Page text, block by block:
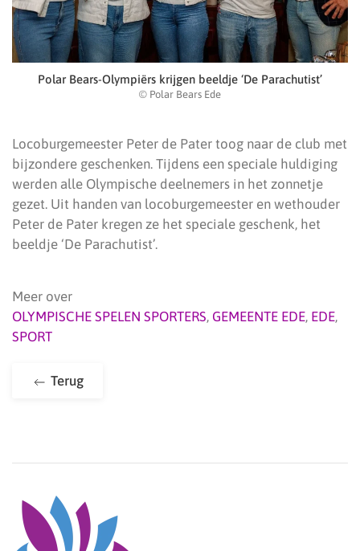
Polar Bears-Olympiërs krijgen beeldje ‘De Parachutist’
© Polar Bears Ede
Locoburgemeester Peter de Pater toog naar de club met
bijzondere geschenken. Tijdens een speciale huldiging
werden alle Olympische deelnemers in het zonnetje
gezet. Uit handen van locoburgemeester en wethouder
Peter de Pater kregen ze het speciale geschenk, het
beeldje ‘De Parachutist’.
Meer over
OLYMPISCHE SPELEN SPORTERS, GEMEENTE EDE, EDE,
SPORT
Terug